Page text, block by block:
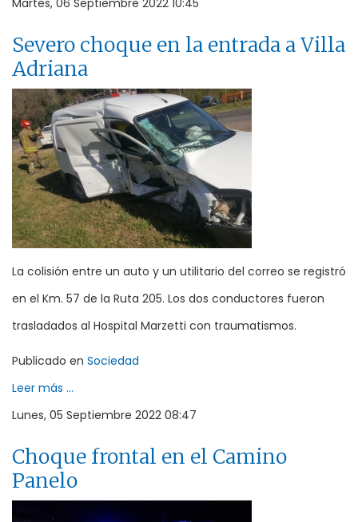
Martes, 06 Septiembre 2022 10:45
Severo choque en la entrada a Villa
Adriana
La colisión entre un auto y un utilitario del correo se registró
en el Km. 57 de la Ruta 205. Los dos conductores fueron
trasladados al Hospital Marzetti con traumatismos.
Publicado en Sociedad
Leer más ...
Lunes, 05 Septiembre 2022 08:47
Choque frontal en el Camino
Panelo